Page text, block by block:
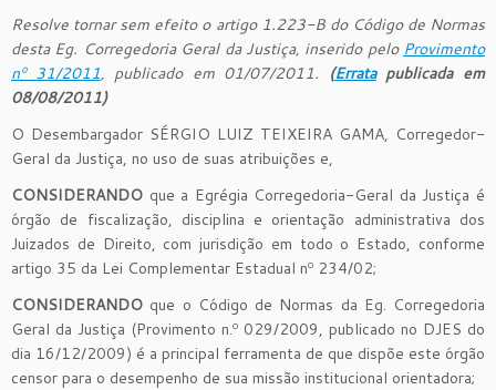
Resolve tornar sem efeito o artigo 1.223-B do Código de Normas
desta Eg. Corregedoria Geral da Justiça, inserido pelo Provimento
nº 31/2011, publicado em 01/07/2011. (Erratapublicada em
08/08/2011)
O Desembargador SÉRGIO LUIZ TEIXEIRA GAMA, Corregedor-
Geral da Justiça, no uso de suas atribuições e,
CONSIDERANDO que a Egrégia Corregedoria-Geral da Justiça é
órgão de fiscalização, disciplina e orientação administrativa dos
Juizados de Direito, com jurisdição em todo o Estado, conforme
artigo 35 da Lei Complementar Estadual nº 234/02;
CONSIDERANDO que o Código de Normas da Eg. Corregedoria
Geral da Justiça (Provimento n.º 029/2009, publicado no DJES do
dia 16/12/2009) é a principal ferramenta de que dispõe este órgão
censor para o desempenho de sua missão institucional orientadora;